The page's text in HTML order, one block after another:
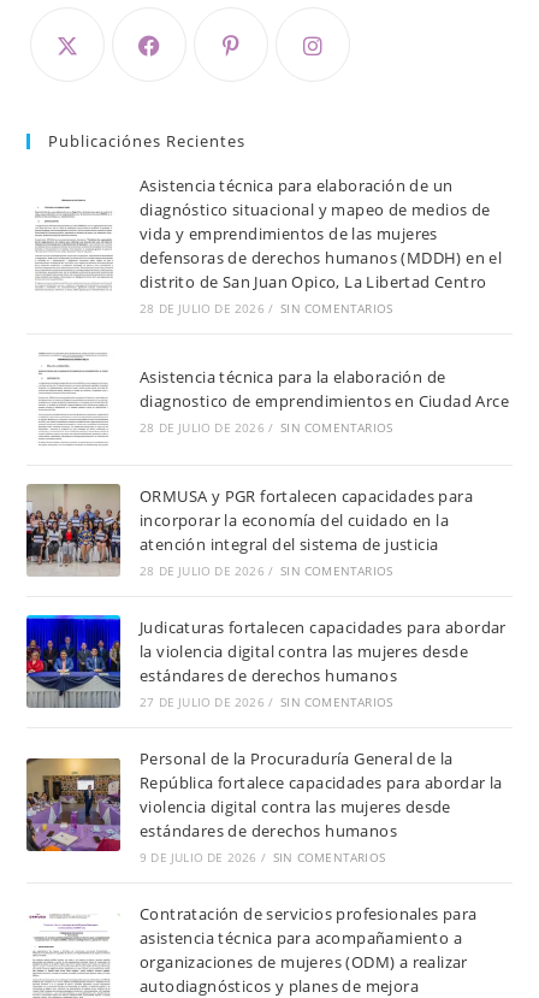
Publicaciónes Recientes
Asistencia técnica para elaboración de un
diagnóstico situacional y mapeo de medios de
vida y emprendimientos de las mujeres
defensoras de derechos humanos (MDDH) en el
distrito de San Juan Opico, La Libertad Centro
28 DE JULIO DE 2026 / SIN COMENTARIOS
Asistencia técnica para la elaboración de
diagnostico de emprendimientos en Ciudad Arce
28 DE JULIO DE 2026 / SIN COMENTARIOS
ORMUSA y PGR fortalecen capacidades para
incorporar la economía del cuidado en la
atención integral del sistema de justicia
28 DE JULIO DE 2026 / SIN COMENTARIOS
Judicaturas fortalecen capacidades para abordar
la violencia digital contra las mujeres desde
estándares de derechos humanos
27 DE JULIO DE 2026 / SIN COMENTARIOS
Personal de la Procuraduría General de la
República fortalece capacidades para abordar la
violencia digital contra las mujeres desde
estándares de derechos humanos
9 DE JULIO DE 2026 / SIN COMENTARIOS
Contratación de servicios profesionales para
asistencia técnica para acompañamiento a
organizaciones de mujeres (ODM) a realizar
autodiagnósticos y planes de mejora